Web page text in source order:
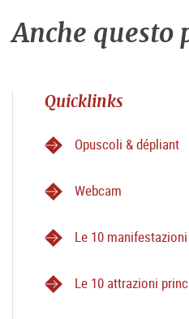
Anche questo
Quicklinks
Opuscoli & dépliant
Webcam
Le 10
Le 10 attrazioni